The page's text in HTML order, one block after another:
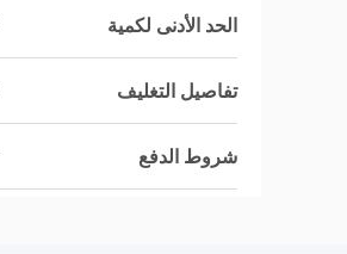
الحد الأدنى لكمية
تفاصيل التغليف
شروط الدفع